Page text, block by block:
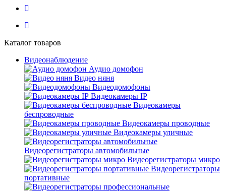
Каталог товаров
Видеонаблюдение
Аудио домофон
Видео няня
Видеодомофоны
Видеокамеры IP
Видеокамеры
беспроводные
Видеокамеры проводные
Видеокамеры уличные
Видеорегистраторы автомобильные
Видеорегистраторы микро
Видеорегистраторы
портативные